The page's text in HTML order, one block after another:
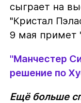
сыграет на
"Кристал
9 мая примет
"Манчестер
решение по
Ещё больше